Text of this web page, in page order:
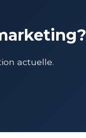
actuelle.